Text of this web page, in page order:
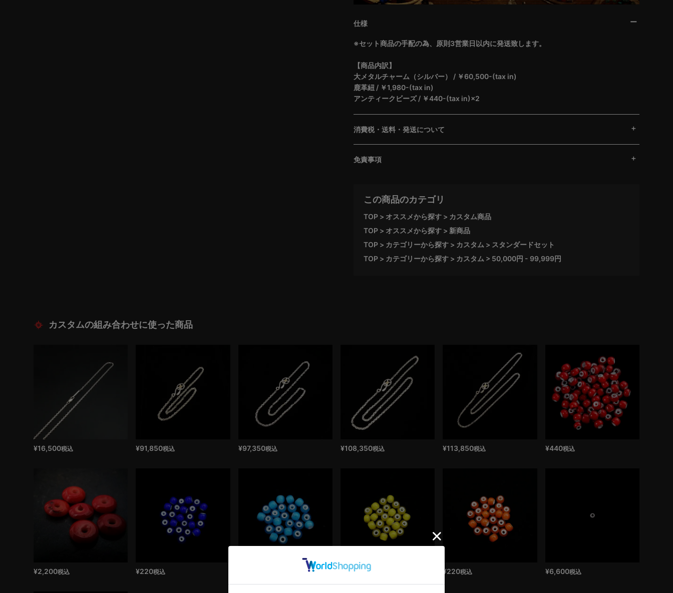
仕様
※セット商品の手配の為、原則3営業日以内に発送致します。
【商品内訳】
大メタルチャーム（シルバー） / ￥60,500-(tax in)
鹿革紐 / ￥1,980-(tax in)
アンティークビーズ / ￥440-(tax in)×2
消費税・送料・発送について
免責事項
この商品のカテゴリ
TOP オススメから探す
カスタム商品
TOP
オススメから探す
新商品
TOP
カテゴリーから探す カスタム
スタンダードセット
TOP
カテゴリーから探す カスタム 50,000円 - 99,999円
¥16,500税込 ¥91,850税込 ¥97,350税込 ¥108,350税込 ¥113,850税込 ¥440税込
¥2,200税込 ¥220税込 ¥220税込 ¥220税込 ¥6,600税込